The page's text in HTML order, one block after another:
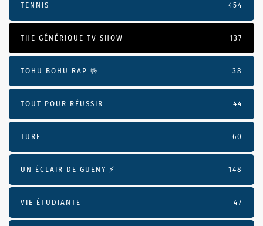
TENNIS 454
THE GÉNÉRIQUE TV SHOW 137
TOHU BOHU RAP 🤟 38
TOUT POUR RÉUSSIR 44
TURF 60
UN ÉCLAIR DE GUENY ⚡️ 148
VIE ÉTUDIANTE 47